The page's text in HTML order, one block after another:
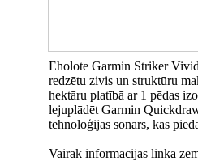
Eholote Garmin Striker
redzētu zivis un struktūru
hektāru platībā ar 1 pēdas
lejuplādēt Garmin
tehnoloģijas sonārs, kas
Vairāk informācijas linkā